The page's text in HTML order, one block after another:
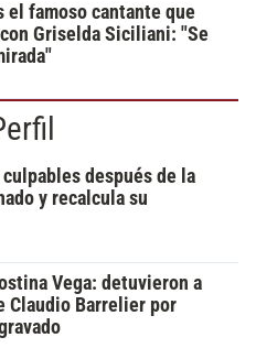
el famoso cantante que
Griselda Siciliani: "Se
culpables después de la
y recalcula su
Vega: detuvieron a
Claudio Barrelier por